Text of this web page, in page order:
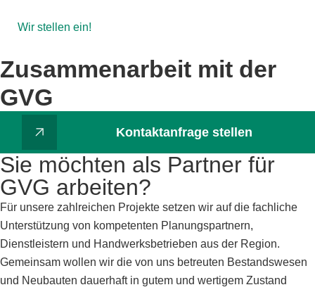
Wir stellen ein!
Zusammenarbeit mit der
GVG
Kontaktanfrage stellen
Sie möchten als Partner für
GVG arbeiten?
Für unsere zahlreichen Projekte setzen wir auf die fachliche
Unterstützung von kompetenten Planungspartnern,
Dienstleistern und Handwerksbetrieben aus der Region.
Gemeinsam wollen wir die von uns betreuten Bestandswesen
und Neubauten dauerhaft in gutem und wertigem Zustand